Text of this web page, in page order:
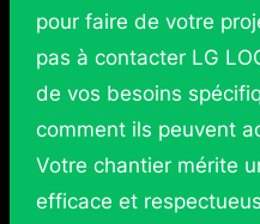
pour faire de votre
pas à contacter LG
de vos besoins
comment ils peuvent
Votre chantier mérite
efficace et